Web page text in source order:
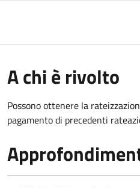
A chi è rivolto
Possono ottenere la
pagamento di precedenti